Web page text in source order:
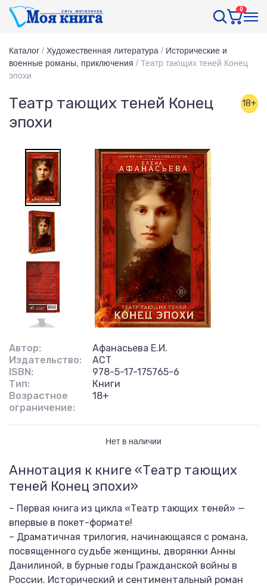
0
Каталог / Художественная литература / Исторические и
военные романы, приключения / Театр тающих теней Конец
эпохи
Театр тающих теней Конец
эпохи
18+
Автор:
Афанасьева Е.И.
Издательство:
АСТ
ISBN:
978-5-17-175765-6
Тип:
Книги
Возрастное
ограничение:
18+
Нет в наличии
Аннотация к книге «Театр тающих
теней Конец эпохи»
– Первая книга из цикла «Театр тающих теней» —
впервые в покет-формате!
– Драматичная трилогия, начинающаяся с романа,
посвященного судьбе женщины, дворянки Анны
Данилиной, в бурные годы Гражданской войны в
России. Исторический и сентиментальный роман